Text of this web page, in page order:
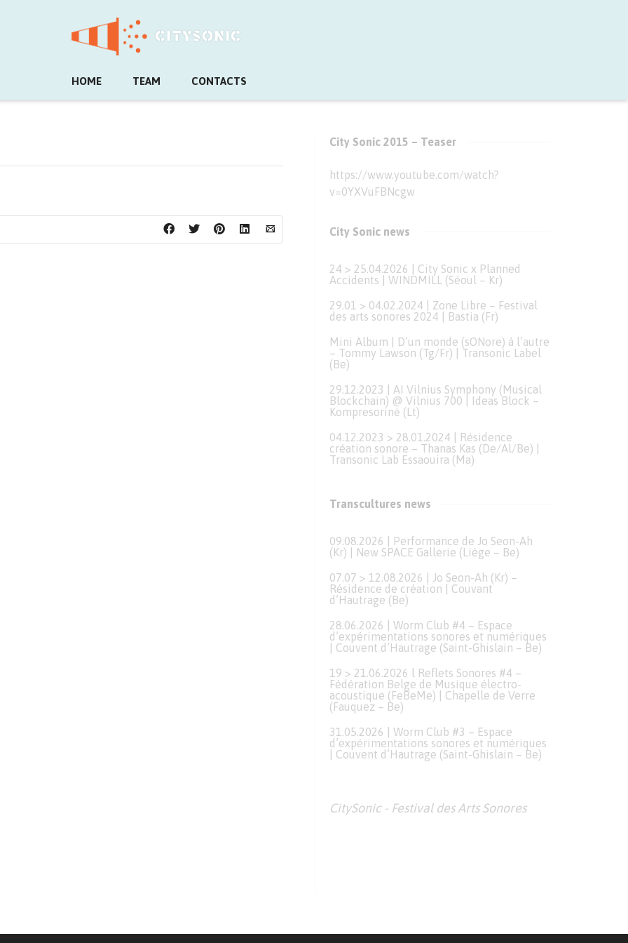
HOME TEAM CONTACTS
City Sonic 2015 – Teaser
https://www.youtube.com/watch?
v=0YXVuFBNcgw
City Sonic news
24 > 25.04.2026 | City Sonic x Planned
Accidents | WINDMILL (Séoul – Kr)
29.01 > 04.02.2024 | Zone Libre – Festival
des arts sonores 2024 | Bastia (Fr)
Mini Album | D’un monde (sONore) à l’autre
– Tommy Lawson (Tg/Fr) | Transonic Label
(Be)
29.12.2023 | AI Vilnius Symphony (Musical
Blockchain) @ Vilnius 700 | Ideas Block –
Kompresorinė (Lt)
04.12.2023 > 28.01.2024 | Résidence
création sonore – Thanas Kas (De/Al/Be) |
Transonic Lab Essaouira (Ma)
Transcultures news
09.08.2026 | Performance de Jo Seon-Ah
(Kr) | New SPACE Gallerie (Liège – Be)
07.07 > 12.08.2026 | Jo Seon-Ah (Kr) –
Résidence de création | Couvant
d’Hautrage (Be)
28.06.2026 | Worm Club #4 – Espace
d’expérimentations sonores et numériques
| Couvent d’Hautrage (Saint-Ghislain – Be)
19 > 21.06.2026 l Reflets Sonores #4 –
Fédération Belge de Musique électro-
acoustique (FeBeMe) | Chapelle de Verre
(Fauquez – Be)
31.05.2026 | Worm Club #3 – Espace
d’expérimentations sonores et numériques
| Couvent d’Hautrage (Saint-Ghislain – Be)
CitySonic - Festival des Arts Sonores